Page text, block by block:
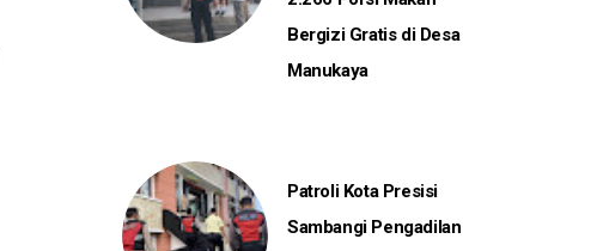
Bergizi Gratis di Desa
Manukaya
Patroli Kota Presisi
Sambangi Pengadilan